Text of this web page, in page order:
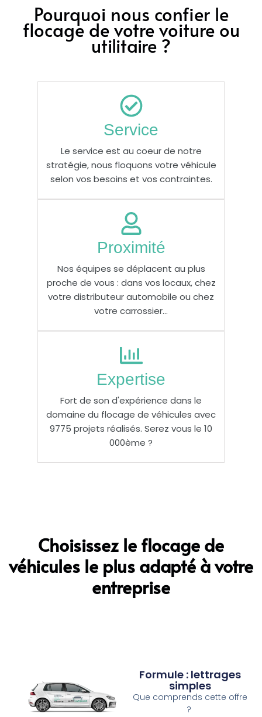
Pourquoi nous confier le
flocage de votre voiture ou
utilitaire ?
Service
Le service est au coeur de notre
stratégie, nous floquons votre véhicule
selon vos besoins et vos contraintes.
Proximité
Nos équipes se déplacent au plus
proche de vous : dans vos locaux, chez
votre distributeur automobile ou chez
votre carrossier...
Expertise
Fort de son d'expérience dans le
domaine du flocage de véhicules avec
9775 projets réalisés. Serez vous le 10
000ème ?
Choisissez le flocage de
véhicules le plus adapté à votre
entreprise
Formule : lettrages
simples
Que comprends cette offre
?